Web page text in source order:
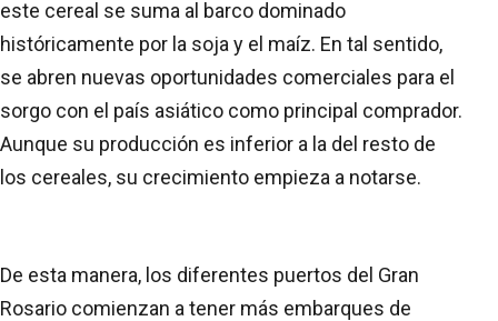
este cereal se suma al barco dominado
históricamente por la soja y el maíz. En tal sentido,
se abren nuevas oportunidades comerciales para el
sorgo con el país asiático como principal comprador.
Aunque su producción es inferior a la del resto de
los cereales, su crecimiento empieza a notarse.
De esta manera, los diferentes puertos del Gran
Rosario comienzan a tener más embarques de